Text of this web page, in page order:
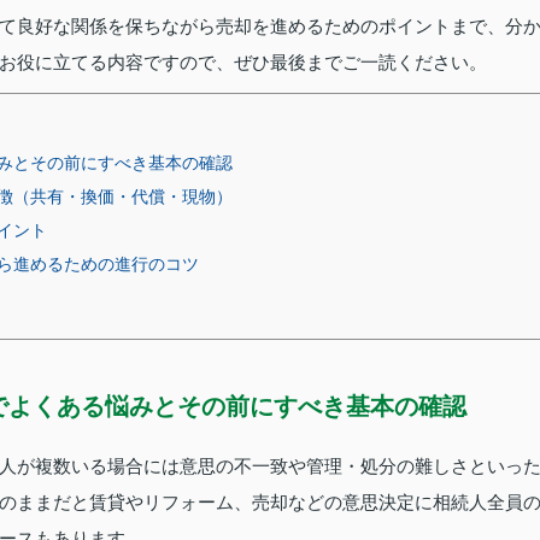
良好な関係を保ちながら売却を進めるためのポイントまで、分か
に立てる内容ですので、ぜひ最後までご一読ください。
とその前にすべき基本の確認
共有・換価・代償・現物）
ント
進めるための進行のコツ
くある悩みとその前にすべき基本の確認
が複数いる場合には意思の不一致や管理・処分の難しさといった
ままだと賃貸やリフォーム、売却などの意思決定に相続人全員の